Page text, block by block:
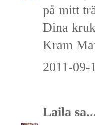
på mitt
Dina
Kram
2011-09-
Laila